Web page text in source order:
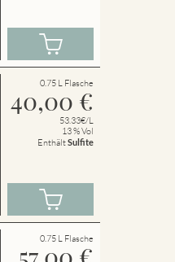
0.75 L Flasche
40,00 €
53.33€/L
13 % Vol
EnthältSulfite
0.75 L Flasche